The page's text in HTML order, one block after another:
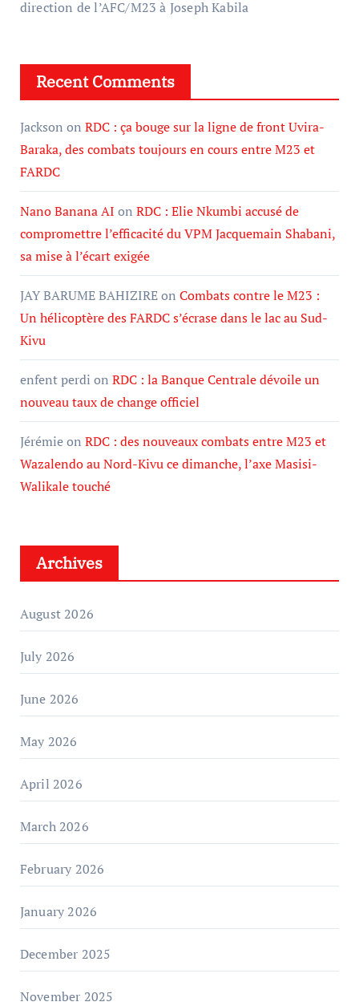
direction de l’AFC/M23 à Joseph Kabila
Recent Comments
Jackson on RDC : ça bouge sur la ligne de front Uvira-
Baraka, des combats toujours en cours entre M23 et
FARDC
Nano Banana AI on RDC : Elie Nkumbi accusé de
compromettre l’efficacité du VPM Jacquemain Shabani,
sa mise à l’écart exigée
JAY BARUME BAHIZIREon Combats contre le M23 :
Un hélicoptère des FARDC s’écrase dans le lac au Sud-
Kivu
enfent perdi on RDC : la Banque Centrale dévoile un
nouveau taux de change officiel
Jérémieon RDC : des nouveaux combats entre M23 et
Wazalendo au Nord-Kivu ce dimanche, l’axe Masisi-
Walikale touché
Archives
August 2026
July 2026
June 2026
May 2026
April 2026
March 2026
February 2026
January 2026
December 2025
November 2025